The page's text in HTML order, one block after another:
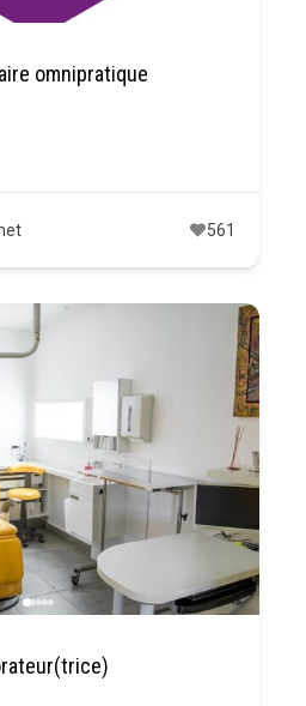
omnipratique
561